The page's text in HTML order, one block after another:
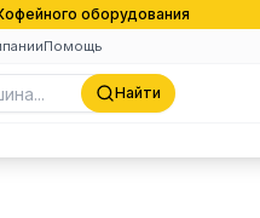
оборудования
Помощь
Найти